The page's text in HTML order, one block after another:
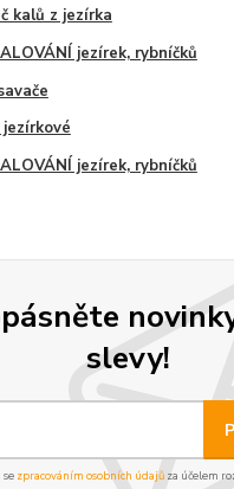
kalů z jezírka
jezírek, rybníčků
jezírkové
jezírek, rybníčků
slevy!
se zpracováním osobních údajůza účelem